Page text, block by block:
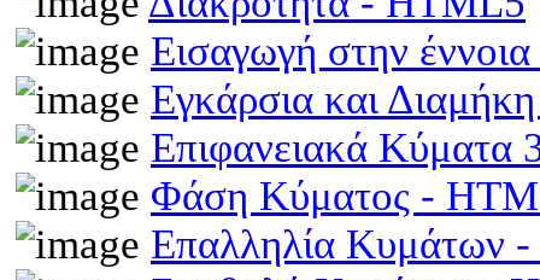
Εισαγωγή στην
Εγκάρσια και
Επιφανειακά
Φάση Κύματος -
Επαλληλία Κυμάτων